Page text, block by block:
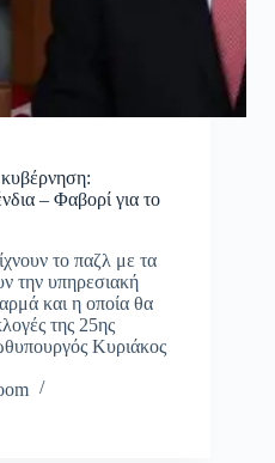
– Φαβορί για το
τo παζλ με τα
την υπηρεσιακή
και η οποία θα
της 25ης
Κυριάκος